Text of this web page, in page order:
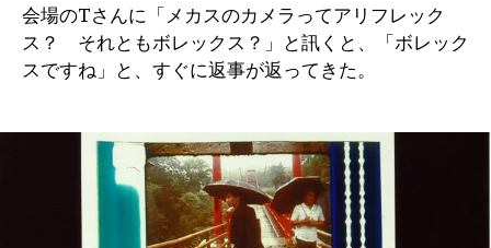
会場のTさんに「メカスのカメラってアリフレック
ス？ それともボレックス？」と訊くと、「ボレック
スですね」と、すぐに返事が返ってきた。